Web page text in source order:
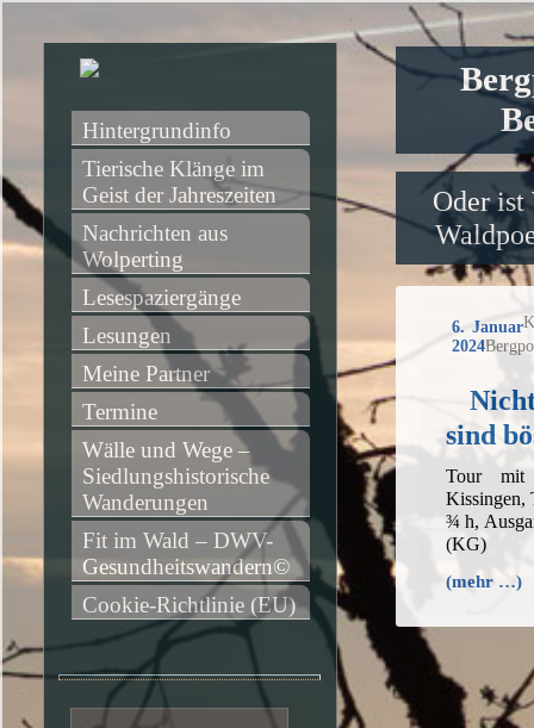
Oder ist
6. Januar
2024
sind
Tour mit
Kissingen,
¾ h,
(KG)
(mehr …)
Hintergrundinfo
Tierische Klänge im
Geist der Jahreszeiten
Nachrichten aus
Wolperting
Lesespaziergänge
Lesungen
Meine Partner
Termine
Wälle und Wege –
Siedlungshistorische
Wanderungen
Fit im Wald – DWV-
Gesundheitswandern©
Cookie-Richtlinie (EU)